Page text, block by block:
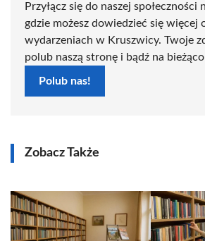
Przyłącz się do naszej społeczności
gdzie możesz dowiedzieć się więcej
wydarzeniach w Kruszwicy. Twoje
polub naszą stronę i bądź na
Polub nas!
Zobacz Także